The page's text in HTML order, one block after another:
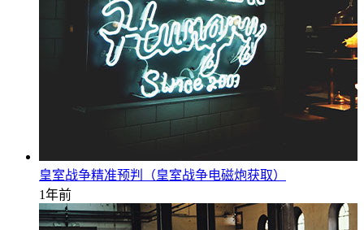
皇室战争精准预判（皇室战争电磁炮获取）
1年前